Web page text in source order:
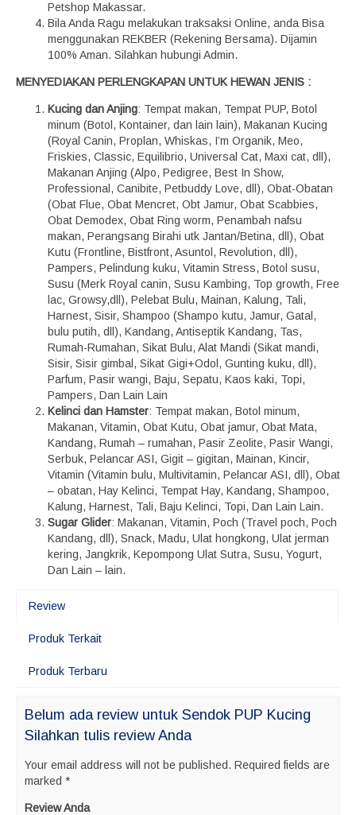
Petshop Makassar.
Bila Anda Ragu melakukan traksaksi Online, anda Bisa
menggunakan REKBER (Rekening Bersama). Dijamin
100% Aman. Silahkan hubungi Admin.
MENYEDIAKAN PERLENGKAPAN UNTUK HEWAN JENIS :
Kucing dan Anjing: Tempat makan, Tempat PUP, Botol
minum (Botol, Kontainer, dan lain lain), Makanan Kucing
(Royal Canin, Proplan, Whiskas, I’m Organik, Meo,
Friskies, Classic, Equilibrio, Universal Cat, Maxi cat, dll),
Makanan Anjing (Alpo, Pedigree, Best In Show,
Professional, Canibite, Petbuddy Love, dll), Obat-Obatan
(Obat Flue, Obat Mencret, Obt Jamur, Obat Scabbies,
Obat Demodex, Obat Ring worm, Penambah nafsu
makan, Perangsang Birahi utk Jantan/Betina, dll), Obat
Kutu (Frontline, Bistfront, Asuntol, Revolution, dll),
Pampers, Pelindung kuku, Vitamin Stress, Botol susu,
Susu (Merk Royal canin, Susu Kambing, Top growth, Free
lac, Growsy,dll), Pelebat Bulu, Mainan, Kalung, Tali,
Harnest, Sisir, Shampoo (Shampo kutu, Jamur, Gatal,
bulu putih, dll), Kandang, Antiseptik Kandang, Tas,
Rumah-Rumahan, Sikat Bulu, Alat Mandi (Sikat mandi,
Sisir, Sisir gimbal, Sikat Gigi+Odol, Gunting kuku, dll),
Parfum, Pasir wangi, Baju, Sepatu, Kaos kaki, Topi,
Pampers, Dan Lain Lain
Kelinci dan Hamster: Tempat makan, Botol minum,
Makanan, Vitamin, Obat Kutu, Obat jamur, Obat Mata,
Kandang, Rumah – rumahan, Pasir Zeolite, Pasir Wangi,
Serbuk, Pelancar ASI, Gigit – gigitan, Mainan, Kincir,
Vitamin (Vitamin bulu, Multivitamin, Pelancar ASI, dll), Obat
– obatan, Hay Kelinci, Tempat Hay, Kandang, Shampoo,
Kalung, Harnest, Tali, Baju Kelinci, Topi, Dan Lain Lain.
Sugar Glider: Makanan, Vitamin, Poch (Travel poch, Poch
Kandang, dll), Snack, Madu, Ulat hongkong, Ulat jerman
kering, Jangkrik, Kepompong Ulat Sutra, Susu, Yogurt,
Dan Lain – lain.
Review
Produk Terkait
Produk Terbaru
Belum ada review untuk Sendok PUP Kucing
Silahkan tulis review Anda
Your email address will not be published. Required fields are
marked *
Review Anda